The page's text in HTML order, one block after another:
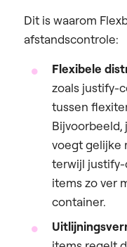
Dit is waarom
afstandscontrole:
Flexibele
zoals justify-
tussen
voegt gelijke
terwijl
items zo ver
container.